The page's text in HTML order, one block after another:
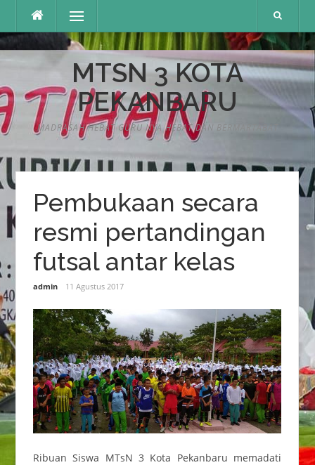
konten
Menu
MTSN 3 KOTA
PEKANBARU
MADRASAH HEBAT GURU NYA HEBAT DAN BERMARTABAT
Pembukaan secara
resmi pertandingan
futsal antar kelas
admin 11 Agustus 2017
Ribuan Siswa MTsN 3 Kota Pekanbaru memadati